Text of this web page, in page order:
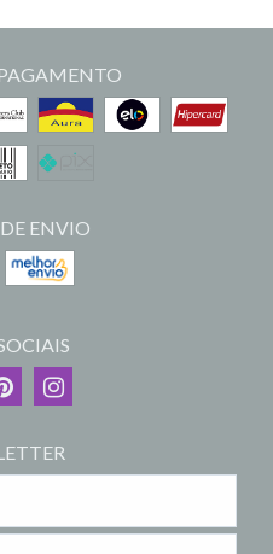
ENVIO